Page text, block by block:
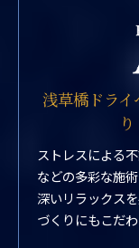
浅草橋ドラ
ストレスによる
などの多彩な施
深いリラックス
づくりにもこだわ